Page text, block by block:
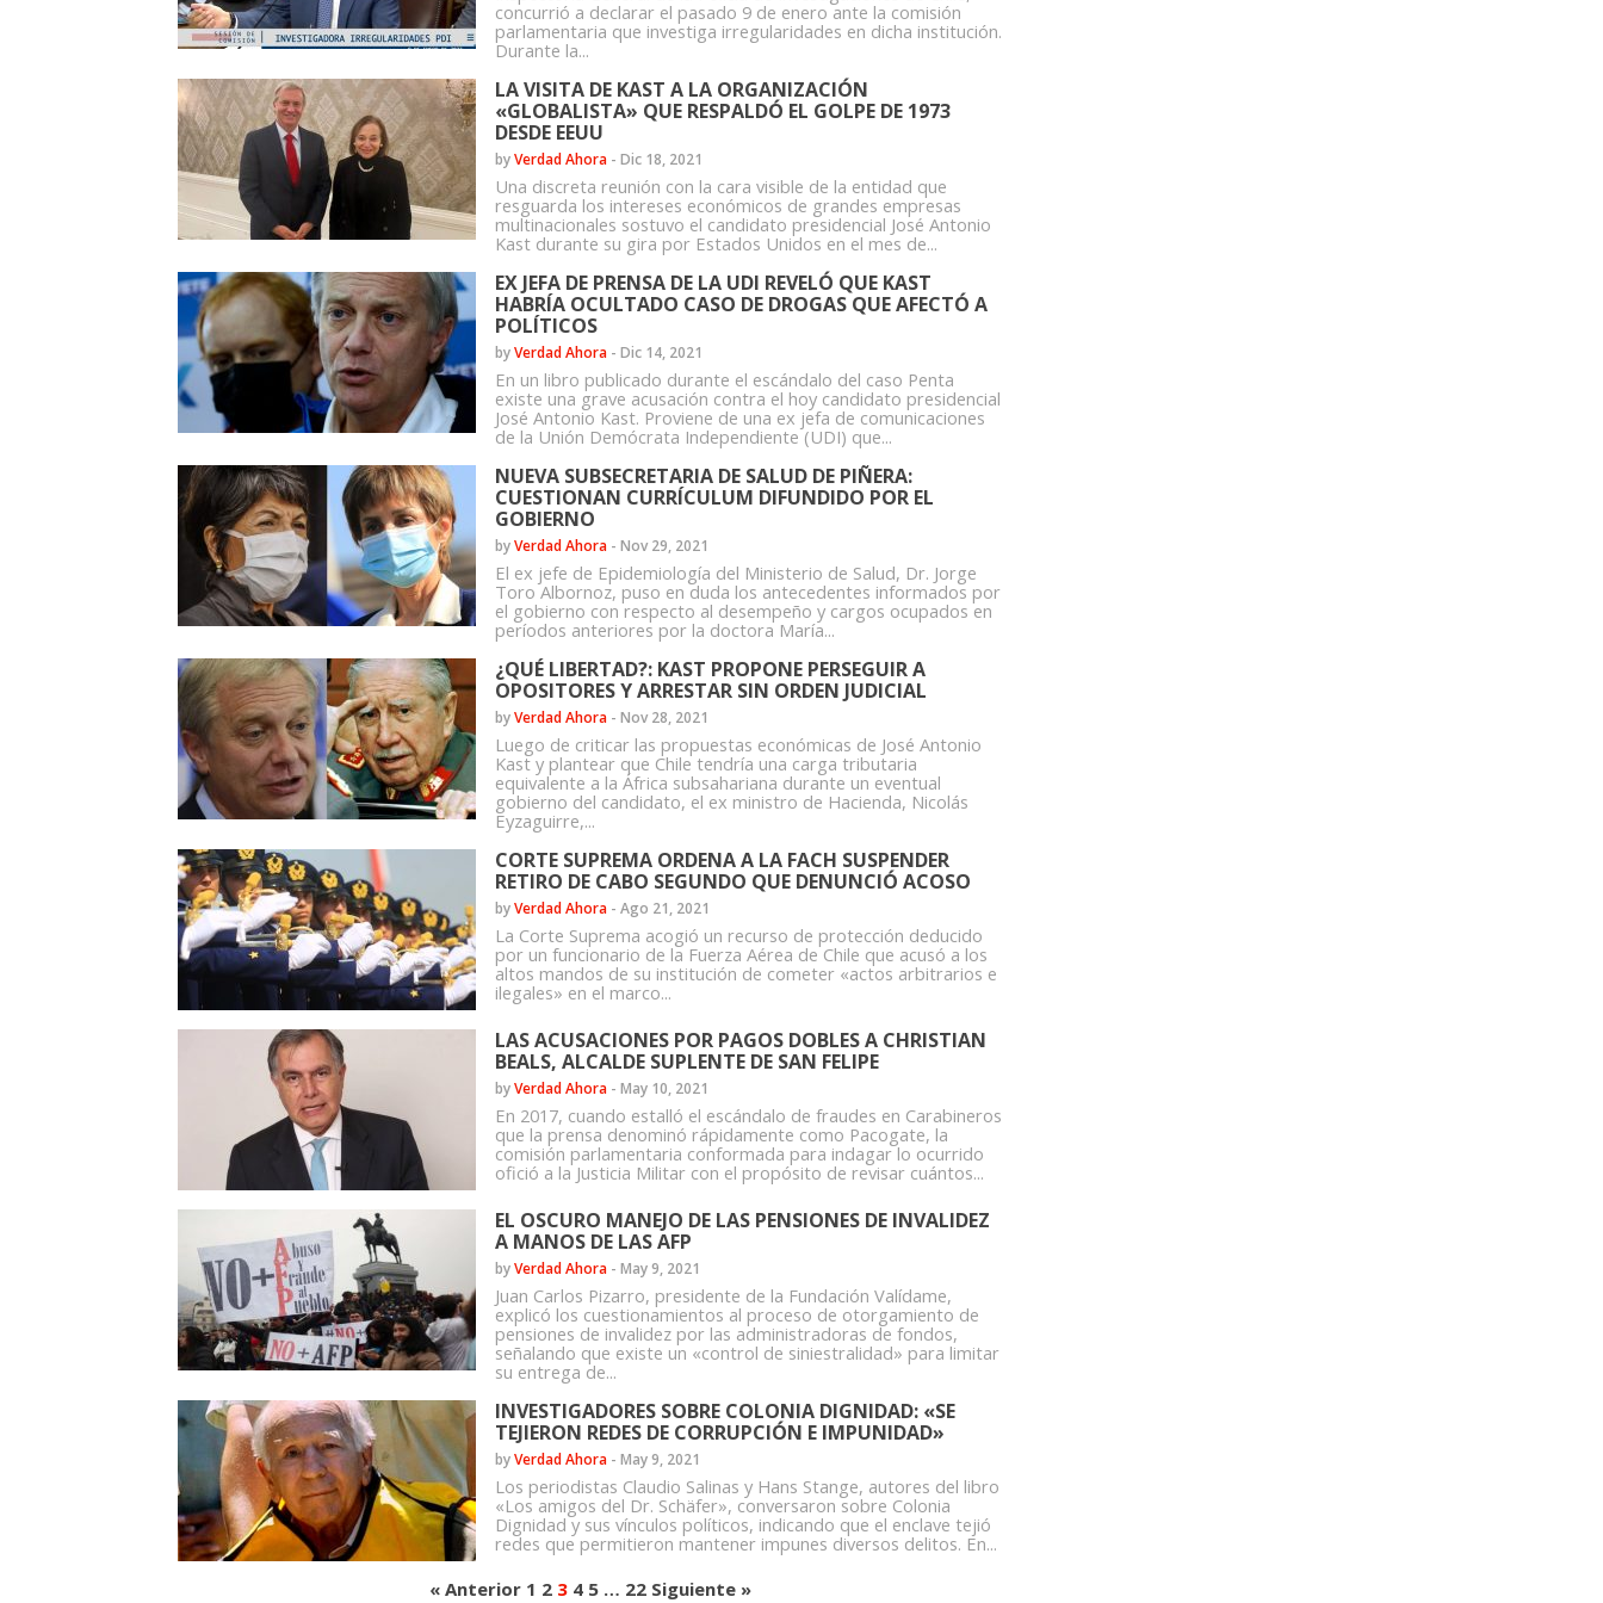
concurrió a declarar el pasado 9 de enero ante la comisión
parlamentaria que investiga irregularidades en dicha institución.
Durante la...
LA VISITA DE KAST A LA ORGANIZACIÓN
«GLOBALISTA» QUE RESPALDÓ EL GOLPE DE 1973
DESDE EEUU
byVerdad Ahora - Dic 18, 2021
Una discreta reunión con la cara visible de la entidad que
resguarda los intereses económicos de grandes empresas
multinacionales sostuvo el candidato presidencial José Antonio
Kast durante su gira por Estados Unidos en el mes de...
EX JEFA DE PRENSA DE LA UDI REVELÓ QUE KAST
HABRÍA OCULTADO CASO DE DROGAS QUE AFECTÓ A
POLÍTICOS
byVerdad Ahora - Dic 14, 2021
En un libro publicado durante el escándalo del caso Penta
existe una grave acusación contra el hoy candidato presidencial
José Antonio Kast. Proviene de una ex jefa de comunicaciones
de la Unión Demócrata Independiente (UDI) que...
NUEVA SUBSECRETARIA DE SALUD DE PIÑERA:
CUESTIONAN CURRÍCULUM DIFUNDIDO POR EL
GOBIERNO
byVerdad Ahora - Nov 29, 2021
El ex jefe de Epidemiología del Ministerio de Salud, Dr. Jorge
Toro Albornoz, puso en duda los antecedentes informados por
el gobierno con respecto al desempeño y cargos ocupados en
períodos anteriores por la doctora María...
¿QUÉ LIBERTAD?: KAST PROPONE PERSEGUIR A
OPOSITORES Y ARRESTAR SIN ORDEN JUDICIAL
byVerdad Ahora - Nov 28, 2021
Luego de criticar las propuestas económicas de José Antonio
Kast y plantear que Chile tendría una carga tributaria
equivalente a la África subsahariana durante un eventual
gobierno del candidato, el ex ministro de Hacienda, Nicolás
Eyzaguirre,...
CORTE SUPREMA ORDENA A LA FACH SUSPENDER
RETIRO DE CABO SEGUNDO QUE DENUNCIÓ ACOSO
byVerdad Ahora - Ago 21, 2021
La Corte Suprema acogió un recurso de protección deducido
por un funcionario de la Fuerza Aérea de Chile que acusó a los
altos mandos de su institución de cometer «actos arbitrarios e
ilegales» en el marco...
LAS ACUSACIONES POR PAGOS DOBLES A CHRISTIAN
BEALS, ALCALDE SUPLENTE DE SAN FELIPE
byVerdad Ahora - May 10, 2021
En 2017, cuando estalló el escándalo de fraudes en Carabineros
que la prensa denominó rápidamente como Pacogate, la
comisión parlamentaria conformada para indagar lo ocurrido
ofició a la Justicia Militar con el propósito de revisar cuántos...
EL OSCURO MANEJO DE LAS PENSIONES DE INVALIDEZ
A MANOS DE LAS AFP
byVerdad Ahora - May 9, 2021
Juan Carlos Pizarro, presidente de la Fundación Valídame,
explicó los cuestionamientos al proceso de otorgamiento de
pensiones de invalidez por las administradoras de fondos,
señalando que existe un «control de siniestralidad» para limitar
su entrega de...
INVESTIGADORES SOBRE COLONIA DIGNIDAD: «SE
TEJIERON REDES DE CORRUPCIÓN E IMPUNIDAD»
byVerdad Ahora - May 9, 2021
Los periodistas Claudio Salinas y Hans Stange, autores del libro
«Los amigos del Dr. Schäfer», conversaron sobre Colonia
Dignidad y sus vínculos políticos, indicando que el enclave tejió
redes que permitieron mantener impunes diversos delitos. En...
« Anterior 1 2 3 4 5 … 22 Siguiente »